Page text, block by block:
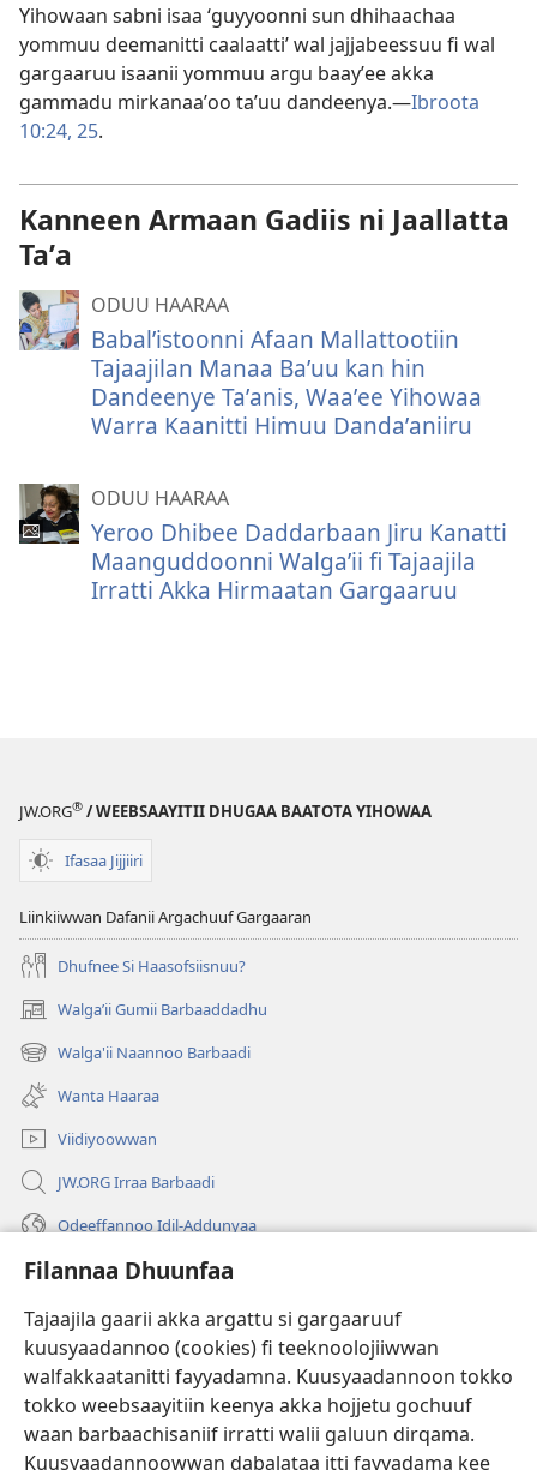
Filannaa Dhuunfaa
Tajaajila gaarii akka argattu si gargaaruuf
kuusyaadannoo (cookies) fi teeknoolojiiwwan
walfakkaatanitti fayyadamna. Kuusyaadannoon tokko
tokko weebsaayitiin keenya akka hojjetu gochuuf
waan barbaachisaniif irratti walii galuun dirqama.
Kuusyaadannoowwan dabalataa itti fayyadama kee
Yihowaan sabni isaa ‘guyyoonni sun dhihaachaa
yommuu deemanitti caalaatti’ wal jajjabeessuu fi wal
gargaaruu isaanii yommuu argu baayʼee akka
gammadu mirkanaaʼoo taʼuu dandeenya.—Ibroota
10:24, 25.
Kanneen Armaan Gadiis ni Jaallatta
Taʼa
ODUU HAARAA
Babalʼistoonni Afaan Mallattootiin
Tajaajilan Manaa Baʼuu kan hin
Dandeenye Taʼanis, Waaʼee Yihowaa
Warra Kaanitti Himuu Dandaʼaniiru
ODUU HAARAA
Yeroo Dhibee Daddarbaan Jiru Kanatti
Maanguddoonni Walgaʼii fi Tajaajila
Irratti Akka Hirmaatan Gargaaruu
JW.ORG® / WEEBSAAYITII DHUGAA BAATOTA YIHOWAA
Ifasaa Jijjiiri
Liinkiiwwan Dafanii Argachuuf Gargaaran
Dhufnee Si Haasofsiisnuu?
Walgaʼii Gumii Barbaaddadhu
(opens
new
window)
Walga'ii Naannoo Barbaadi
(opens
new
window)
Wanta Haaraa
Viidiyoowwan
JW.ORG Irraa Barbaadi
Odeeffannoo Idil-Addunyaa
Gargaarsa
Buusii
(opens
new
window)"LAAYIBRARII INTARNEETIIRRAA"
(opens
new
window)
®
(opens